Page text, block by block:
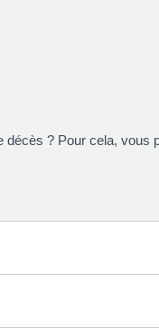
? Pour cela,